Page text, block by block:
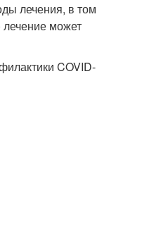
лечения, в том
может
COVID-